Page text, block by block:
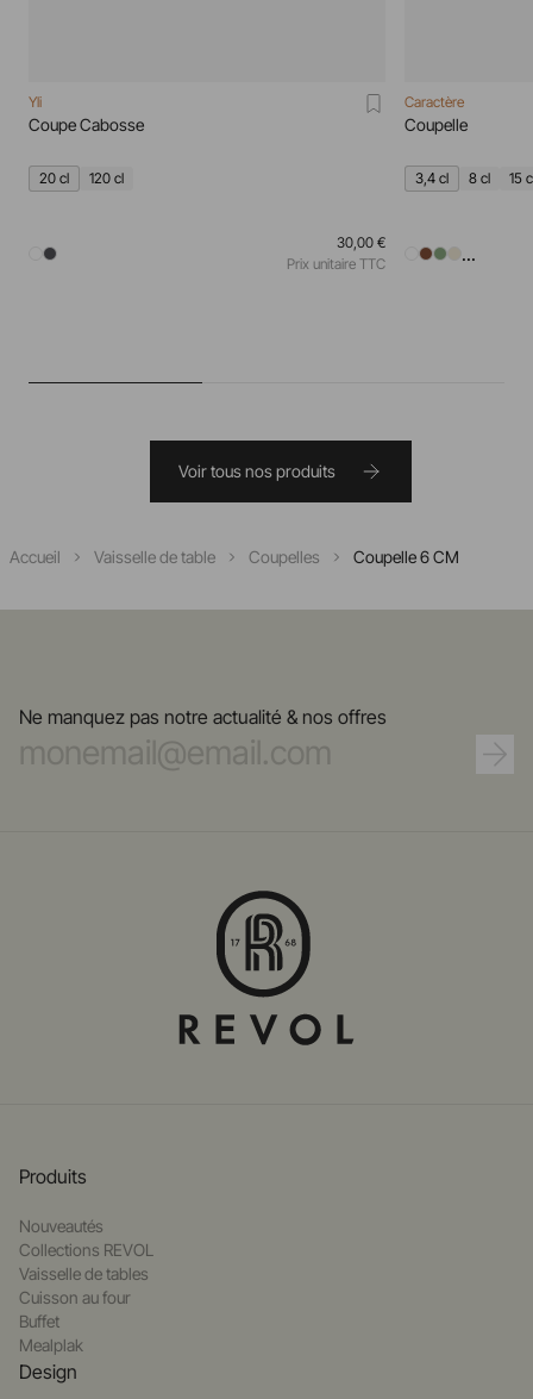
Yli
Coupe Cabosse
20 cl 120 cl
30,00 €
Prix unitaire TTC
Caractère
Coupelle
3,4 cl 8 cl 15
...
Voir tous nos produits
Accueil Vaisselle de table Coupelles Coupelle 6 CM
Ne manquez pas notre actualité & nos offres
Produits
Nouveautés
Collections REVOL
Vaisselle de tables
Cuisson au four
Buffet
Mealplak
Design